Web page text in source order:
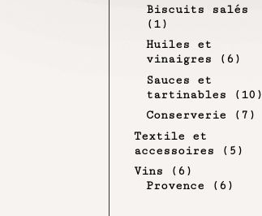
Biscuits salés
(1)
Huiles et
vinaigres
(6)
Sauces et
tartinables
(10)
Conserverie
(7)
Textile et
accessoires
(5)
Vins
(6)
Provence
(6)